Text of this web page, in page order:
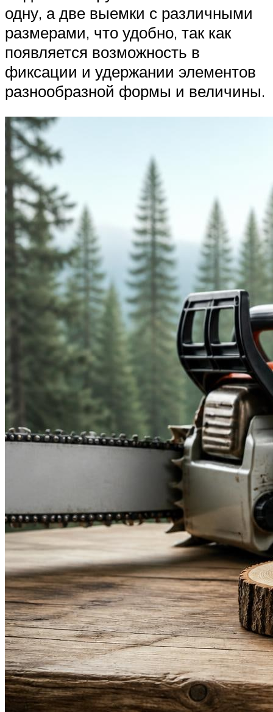
одну, а две выемки с различными
размерами, что удобно, так как
появляется возможность в
фиксации и удержании элементов
разнообразной формы и величины.